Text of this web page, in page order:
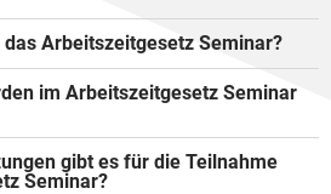
Arbeitszeitgesetz Seminar?
im Arbeitszeitgesetz Seminar
gibt es für die Teilnahme
Seminar?